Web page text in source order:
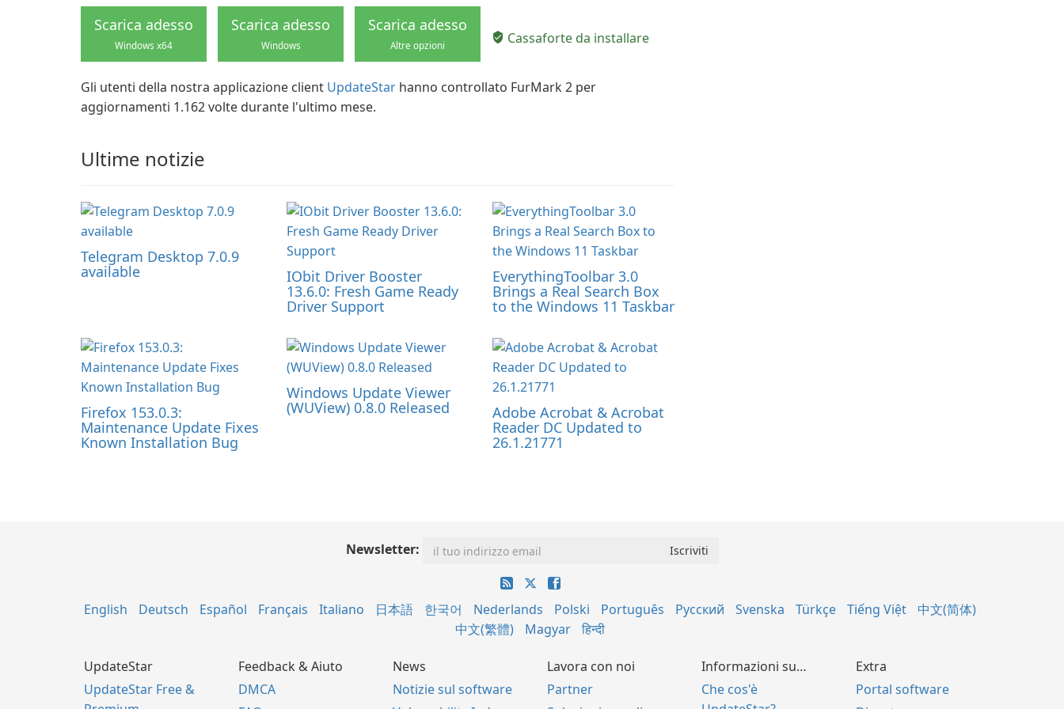
Scarica adesso
Windows x64
Scarica adesso
Windows
Scarica adesso
Altre opzioni Cassaforte da installare
Gli utenti della nostra applicazione client UpdateStar hanno controllato FurMark 2 per
aggiornamenti 1.162 volte durante l'ultimo mese.
Ultime notizie
Telegram Desktop 7.0.9
available IObit Driver Booster
13.6.0: Fresh Game Ready
Driver Support
EverythingToolbar 3.0
Brings a Real Search Box
to the Windows 11 Taskbar
Firefox 153.0.3:
Maintenance Update Fixes
Known Installation Bug
Windows Update Viewer
(WUView) 0.8.0 Released Adobe Acrobat & Acrobat
Reader DC Updated to
26.1.21771
Newsletter:
English Deutsch Español Français Italiano 日本語 한국어 Nederlands Polski Português Русский Svenska Türkçe Tiếng Việt
中文(简体)
中文(繁體)
Magyar हिन्दी
UpdateStar
UpdateStar Free &
Feedback & Aiuto
DMCA
News
Notizie sul software
Lavora con noi
Partner
Informazioni su…
Che cos'è
Extra
Portal software